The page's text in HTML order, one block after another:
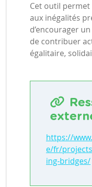
Cet outil permet
aux inégalités
d’encourager
de contribuer
égalitaire,
https://
e/fr/
ing-bridges/